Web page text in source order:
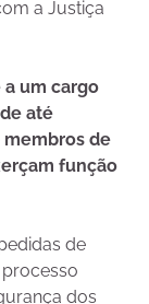
a Justiça
um cargo
até
membros de
função
de
dos